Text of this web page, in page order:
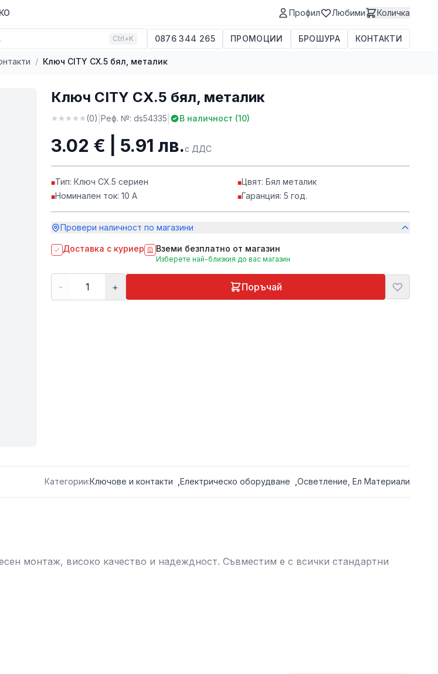
Профил Любими Количка
Ctrl+K 0876 344 265 ПРОМОЦИИ БРОШУРА КОНТАКТИ
/ Ключ CITY СХ.5 бял, металик
Ключ CITY СХ.5 бял, металик
(0) Реф. №: ds54335 В наличност (10)
3.02 € | 5.91 лв.с ДДС
■Тип: Ключ СХ.5 сериен
■Номинален ток: 10 A
■Цвят: Бял металик
■Гаранция: 5 год.
Провери наличност по магазини
Доставка с куриер Вземи безплатно от магазин
Изберете най-близкия до вас магазин
- + Поръчай
Категории:Ключове и контакти Електрическо оборудване Осветление, Ел Материали
монтаж, високо качество и надеждност. Съвместим е с всички стандартни